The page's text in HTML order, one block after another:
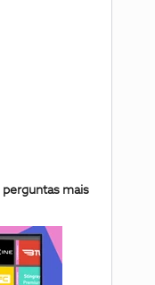
perguntas mais